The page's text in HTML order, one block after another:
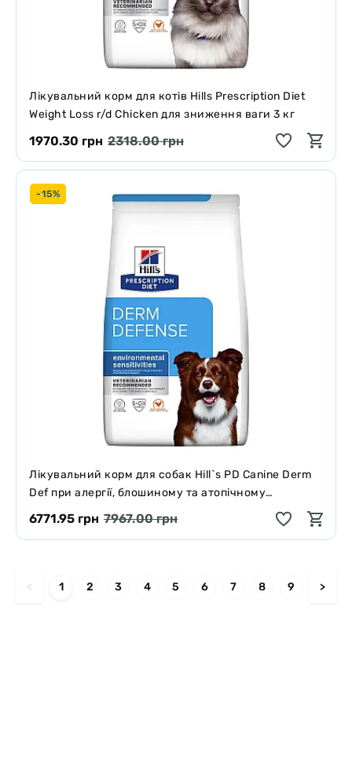
Лікувальний корм для котів Hills Prescription Diet
Weight Loss r/d Chicken для зниження ваги 3 кг
1970.30 грн 2318.00 грн
-15%
Лікувальний корм для собак Hill`s PD Canine Derm
Def при алергії, блошиному та атопічному
дерматиті 12 кг
6771.95 грн 7967.00 грн
< 1 2 3 4 5 6 7 8 9 >